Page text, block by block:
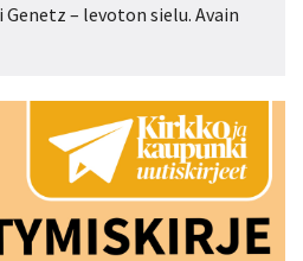
Genetz – levoton sielu. Avain